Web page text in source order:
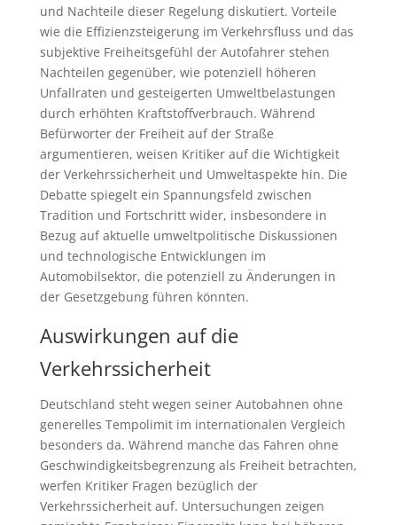
und Nachteile dieser Regelung diskutiert. Vorteile
wie die Effizienzsteigerung im Verkehrsfluss und das
subjektive Freiheitsgefühl der Autofahrer stehen
Nachteilen gegenüber, wie potenziell höheren
Unfallraten und gesteigerten Umweltbelastungen
durch erhöhten Kraftstoffverbrauch. Während
Befürworter der Freiheit auf der Straße
argumentieren, weisen Kritiker auf die Wichtigkeit
der Verkehrssicherheit und Umweltaspekte hin. Die
Debatte spiegelt ein Spannungsfeld zwischen
Tradition und Fortschritt wider, insbesondere in
Bezug auf aktuelle umweltpolitische Diskussionen
und technologische Entwicklungen im
Automobilsektor, die potenziell zu Änderungen in
der Gesetzgebung führen könnten.
Auswirkungen auf die
Verkehrssicherheit
Deutschland steht wegen seiner Autobahnen ohne
generelles Tempolimit im internationalen Vergleich
besonders da. Während manche das Fahren ohne
Geschwindigkeitsbegrenzung als Freiheit betrachten,
werfen Kritiker Fragen bezüglich der
Verkehrssicherheit auf. Untersuchungen zeigen